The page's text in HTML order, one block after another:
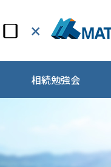
相続勉強会